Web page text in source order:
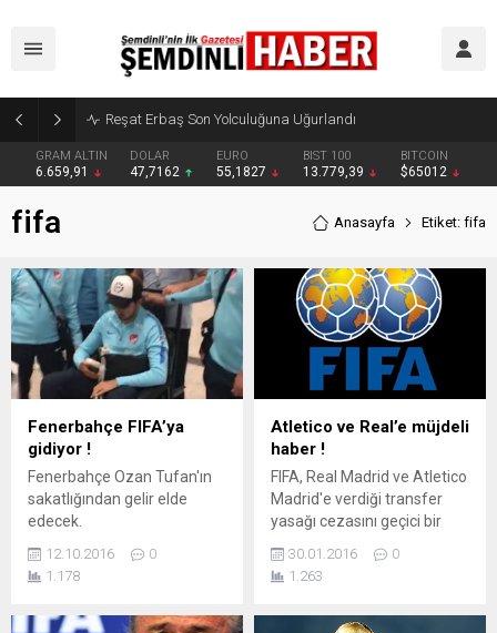
Reşat Erbaş Son Yolculuğuna Uğurlandı
GRAM ALTIN
6.659,91
DOLAR
47,7162
EURO
55,1827
BIST 100
13.779,39
BITCOIN
$65012
fifa Anasayfa Etiket: fifa
Fenerbahçe FIFA’ya
gidiyor !
Fenerbahçe Ozan Tufan'ın
sakatlığından gelir elde
edecek.
12.10.2016
0
1.178
Atletico ve Real’e müjdeli
haber !
FIFA, Real Madrid ve Atletico
Madrid'e verdiği transfer
yasağı cezasını geçici bir
30.01.2016
0
1.263